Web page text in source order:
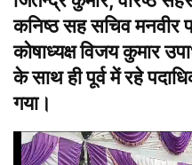
कनिष्ठ सह सचिव मनवीर
कोषाध्यक्ष विजय कुमार
के साथ ही पूर्व में रहे
गया।
वीडियो